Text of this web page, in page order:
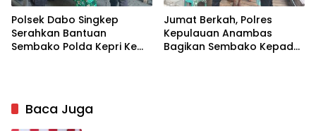
Polsek Dabo Singkep
Serahkan Bantuan
Sembako Polda Kepri Ke
Jumat Berkah, Polres
Kepulauan Anambas
Bagikan Sembako Kepada
Baca Juga